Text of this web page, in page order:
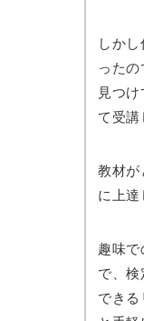
しか
った
見つ
て受講
教材が
に上達
趣味
で、
でき